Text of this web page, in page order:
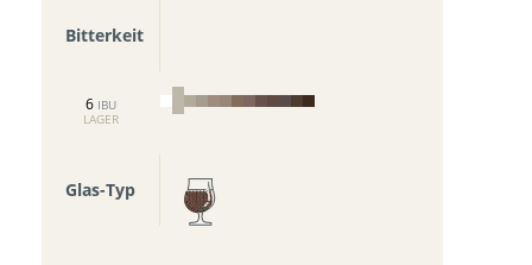
Bitterkeit
6 IBU
LAGER
Glas-Typ